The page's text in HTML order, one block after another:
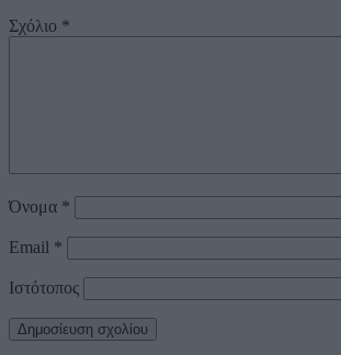
Σχόλιο *
Όνομα *
Email *
Ιστότοπος